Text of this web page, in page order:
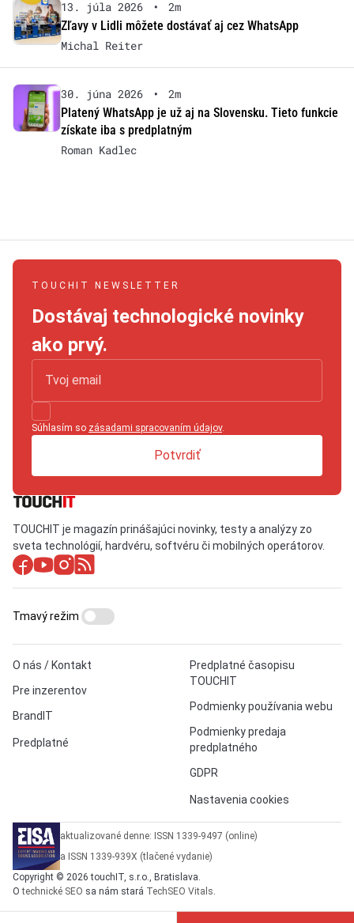
13. júla 2026 •
2m
Zľavy v Lidli môžete dostávať aj cez WhatsApp
Michal Reiter
30. júna 2026 •
2m
Platený WhatsApp je už aj na Slovensku. Tieto funkcie
získate iba s predplatným
Roman Kadlec
TOUCHIT NEWSLETTER
Dostávaj technologické novinky
ako prvý.
Súhlasím so zásadami spracovaním údajov.
Potvrdiť
TOUCHIT je magazín prinášajúci novinky, testy a analýzy zo
sveta technológií, hardvéru, softvéru či mobilných operátorov.
O nás / Kontakt
Pre inzerentov
BrandIT
Predplatné
Predplatné časopisu
TOUCHIT
Podmienky používania webu
Podmienky predaja
predplatného
GDPR
Nastavenia cookies
Tmavý režim
aktualizované denne: ISSN 1339-9497 (online)
a ISSN 1339-939X (tlačené vydanie)
Copyright © 2026 touchIT, s.r.o., Bratislava.
Otechnické SEO sa nám stará TechSEO Vitals.